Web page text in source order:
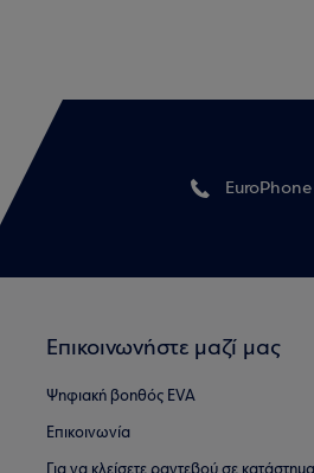
Επικοινωνήστε μαζί μας
Ψηφιακή βοηθός EVA
Επικοινωνία